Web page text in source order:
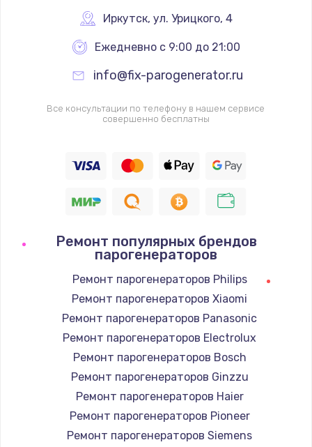
Иркутск, ул. Урицкого, 4
Ежедневно с 9:00 до 21:00
info@fix-parogenerator.ru
Все консультации по телефону в нашем сервисе
совершенно бесплатны
Ремонт популярных брендов
парогенераторов
Ремонт парогенераторов Philips
Ремонт парогенераторов Xiaomi
Ремонт парогенераторов Panasonic
Ремонт парогенераторов Electrolux
Ремонт парогенераторов Bosch
Ремонт парогенераторов Ginzzu
Ремонт парогенераторов Haier
Ремонт парогенераторов Pioneer
Ремонт парогенераторов Siemens